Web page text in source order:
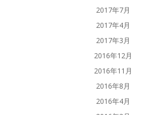
2017年7月
2017年4月
2017年3月
2016年12月
2016年11月
2016年8月
2016年4月